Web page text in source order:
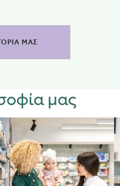
ΜΑΣ
μας